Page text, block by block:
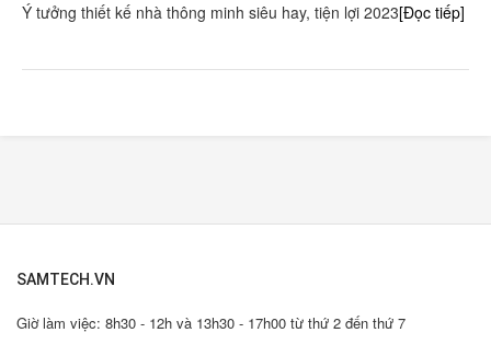
Ý tưởng thiết kế nhà thông minh siêu hay, tiện lợi 2023[Đọc tiếp]
SAMTECH.VN
Giờ làm việc: 8h30 - 12h và 13h30 - 17h00 từ thứ 2 đến thứ 7